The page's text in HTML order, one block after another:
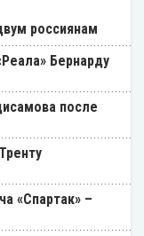
россиянам
Бернарду
после
«Спартак» –